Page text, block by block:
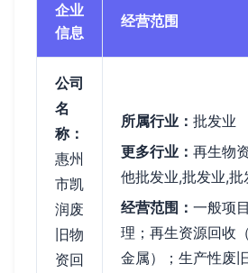
企业
信息
经营范围
公司
名
称：
惠州
市凯
润废
旧物
资回
所属行业： 批发业
更多行业： 再生物
他批发业,批发业,批
经营范围： 一般项
理；再生资源回收
金属）；生产性废